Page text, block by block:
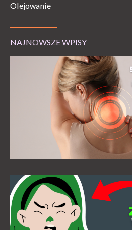
Olejowanie
NAJNOWSZE WPISY